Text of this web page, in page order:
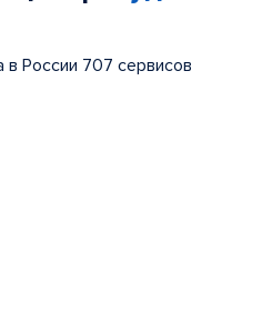
в России 707 сервисов